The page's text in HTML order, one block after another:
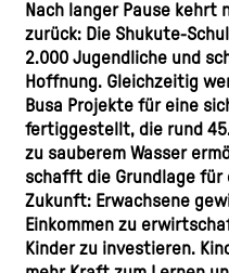
Nach langer Pause kehrt
zurück: Die Shukute-
2.000 Jugendliche und
Hoffnung. Gleichzeitig
Busa Projekte für eine
fertiggestellt, die rund
zu sauberem Wasser
schafft die Grundlage
Zukunft: Erwachsene
Einkommen zu
Kinder zu investieren.